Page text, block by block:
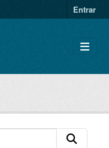
Entrar